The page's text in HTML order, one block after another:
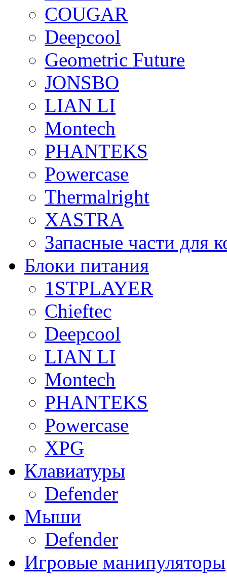
COUGAR
Deepcool
Geometric Future
JONSBO
LIAN LI
Montech
PHANTEKS
Powercase
Thermalright
XASTRA
Запасные части для
Блоки питания
1STPLAYER
Chieftec
Deepcool
LIAN LI
Montech
PHANTEKS
Powercase
XPG
Клавиатуры
Defender
Мыши
Defender
Игровые манипуляторы